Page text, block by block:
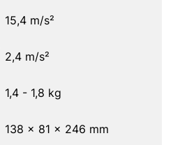
15,4 m/s²
2,4 m/s²
1,4 - 1,8 kg
138 x 81 x 246 mm